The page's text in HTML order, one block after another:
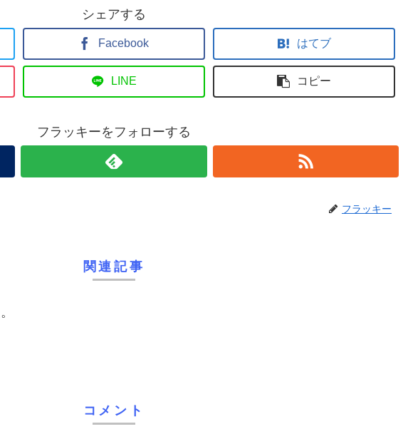
シェアする
Facebook はてブ
LINE コピー
フラッキーをフォローする
フラッキー
関連記事
コメント